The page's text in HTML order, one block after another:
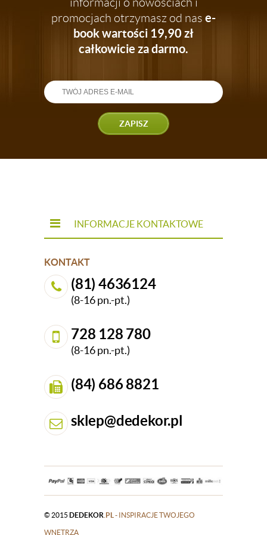
informacji o nowościach i
promocjach otrzymasz od nas e-
book wartości 19,90 zł
całkowicie za darmo.
ZAPISZ
INFORMACJE KONTAKTOWE
KONTAKT
(81) 4636124
(8-16 pn.-pt.)
728 128 780
(8-16 pn.-pt.)
(84) 686 8821
sklep@dedekor.pl
© 2015 DEDEKOR .PL - INSPIRACJE TWOJEGO
WNĘTRZA